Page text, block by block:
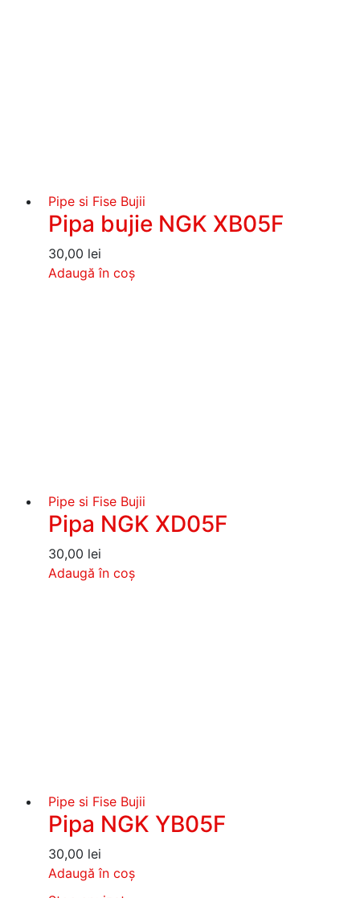
Pipe si Fise Bujii
Pipa bujie NGK XB05F
30,00 lei
Adaugă în coș
Pipe si Fise Bujii
Pipa NGK XD05F
30,00 lei
Adaugă în coș
Pipe si Fise Bujii
Pipa NGK YB05F
30,00 lei
Adaugă în coș